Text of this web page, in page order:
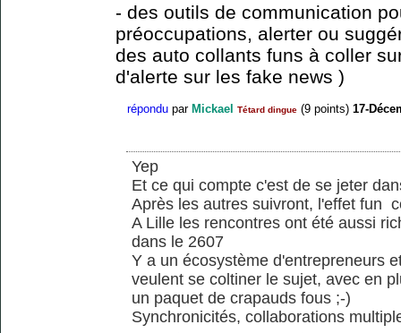
- des outils de communication
préoccupations, alerter ou
des auto collants funs à coller
d'alerte sur les fake news )
répondu par Mickael Tétard dingue (9 points) 17-
Yep
Et ce qui compte c'est de se jeter
Après les autres suivront, l'effet fun
A Lille les rencontres ont été aussi
dans le 2607
Y a un écosystème d'entrepreneurs
veulent se coltiner le sujet, avec en
un paquet de crapauds fous ;-)
Synchronicités, collaborations